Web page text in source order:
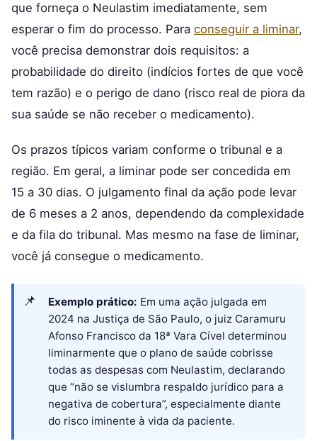
que forneça o Neulastim imediatamente, sem
esperar o fim do processo. Para conseguir a liminar,
você precisa demonstrar dois requisitos: a
probabilidade do direito (indícios fortes de que você
tem razão) e o perigo de dano (risco real de piora da
sua saúde se não receber o medicamento).
Os prazos típicos variam conforme o tribunal e a
região. Em geral, a liminar pode ser concedida em
15 a 30 dias. O julgamento final da ação pode levar
de 6 meses a 2 anos, dependendo da complexidade
e da fila do tribunal. Mas mesmo na fase de liminar,
você já consegue o medicamento.
Exemplo prático: Em uma ação julgada em
2024 na Justiça de São Paulo, o juiz Caramuru
Afonso Francisco da 18ª Vara Cível determinou
liminarmente que o plano de saúde cobrisse
todas as despesas com Neulastim, declarando
que “não se vislumbra respaldo jurídico para a
negativa de cobertura”, especialmente diante
do risco iminente à vida da paciente.